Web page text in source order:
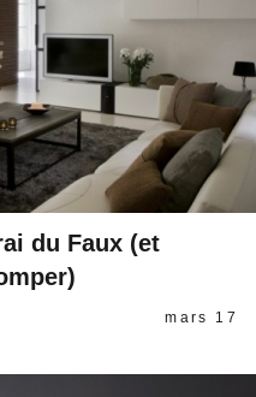
du Faux (et
mars 17